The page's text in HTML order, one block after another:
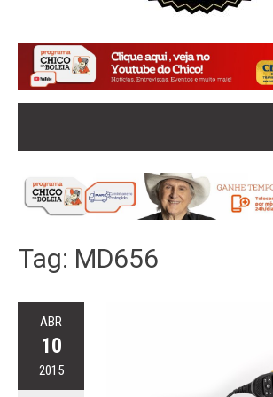
Tag: MD656
ABR
10
2015